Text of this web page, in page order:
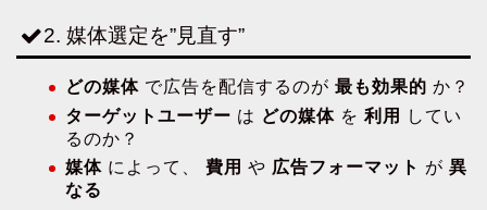
2. 媒体選定を”見直す”
どの媒体 で広告を配信するのが 最も効果的 か？
ターゲットユーザー は どの媒体 を 利用
してい
るのか？
媒体 によって、 費用 や 広告フォーマット が 異
なる